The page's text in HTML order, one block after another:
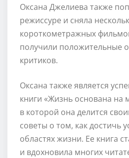
Оксана Джелиева также
режиссуре и сняла
короткометражных
получили положительные
критиков.
Оксана также является
книги «Жизнь основана на
в которой она делится
советы о том, как достичь
областях жизни. Ее книга
и вдохновила многих